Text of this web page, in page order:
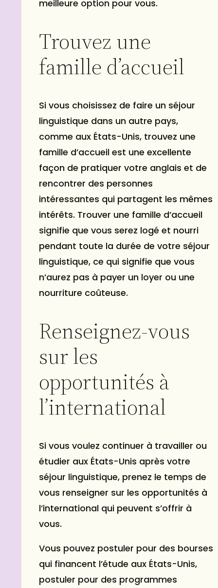
meilleure option pour vous.
Trouvez une
famille d’accueil
Si vous choisissez de faire un séjour
linguistique dans un autre pays,
comme aux États-Unis, trouvez une
famille d’accueil est une excellente
façon de pratiquer votre anglais et de
rencontrer des personnes
intéressantes qui partagent les mêmes
intérêts. Trouver une famille d’accueil
signifie que vous serez logé et nourri
pendant toute la durée de votre séjour
linguistique, ce qui signifie que vous
n’aurez pas à payer un loyer ou une
nourriture coûteuse.
Renseignez-vous
sur les
opportunités à
l’international
Si vous voulez continuer à travailler ou
étudier aux États-Unis après votre
séjour linguistique, prenez le temps de
vous renseigner sur les opportunités à
l’international qui peuvent s’offrir à
vous.
Vous pouvez postuler pour des bourses
qui financent l’étude aux États-Unis,
postuler pour des programmes